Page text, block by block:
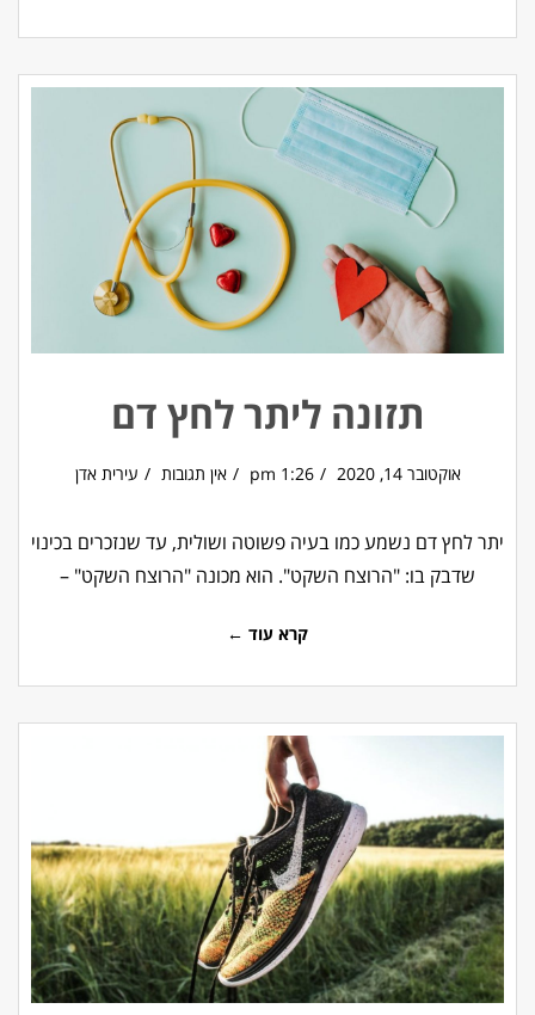
תזונה ליתר לחץ דם
אוקטובר 14, 2020 1:26 pm אין תגובות עירית אדן
יתר לחץ דם נשמע כמו בעיה פשוטה ושולית, עד שנזכרים בכינוי
שדבק בו: "הרוצח השקט". הוא מכונה "הרוצח השקט" –
קרא עוד ←